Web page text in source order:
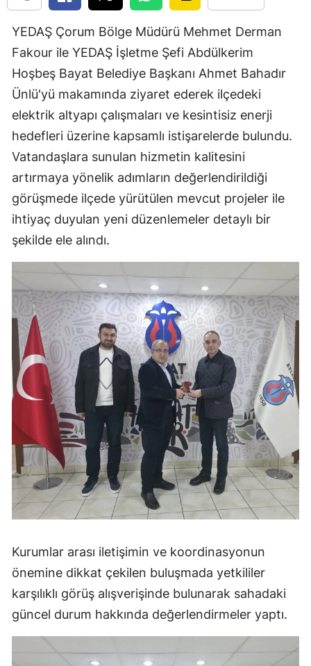
Gümüşhane
Hakkari
Isparta
Mersin
İstanbul
İzmir
Kars
Kayseri
Kırklareli
Kırşehir
Kocaeli
Konya
Kütahya
Malatya
Manisa
Kahramanmaraş
Mardin
Muğla
Muş
Niğde
YEDAŞ Çorum Bölge Müdürü Mehmet Derman
Fakour ile YEDAŞ İşletme Şefi Abdülkerim
Hoşbeş Bayat Belediye Başkanı Ahmet Bahadır
Ünlü'yü makamında ziyaret ederek ilçedeki
elektrik altyapı çalışmaları ve kesintisiz enerji
hedefleri üzerine kapsamlı istişarelerde bulundu.
Vatandaşlara sunulan hizmetin kalitesini
artırmaya yönelik adımların değerlendirildiği
görüşmede ilçede yürütülen mevcut projeler ile
ihtiyaç duyulan yeni düzenlemeler detaylı bir
şekilde ele alındı.
Kurumlar arası iletişimin ve koordinasyonun
önemine dikkat çekilen buluşmada yetkililer
karşılıklı görüş alışverişinde bulunarak sahadaki
güncel durum hakkında değerlendirmeler yaptı.